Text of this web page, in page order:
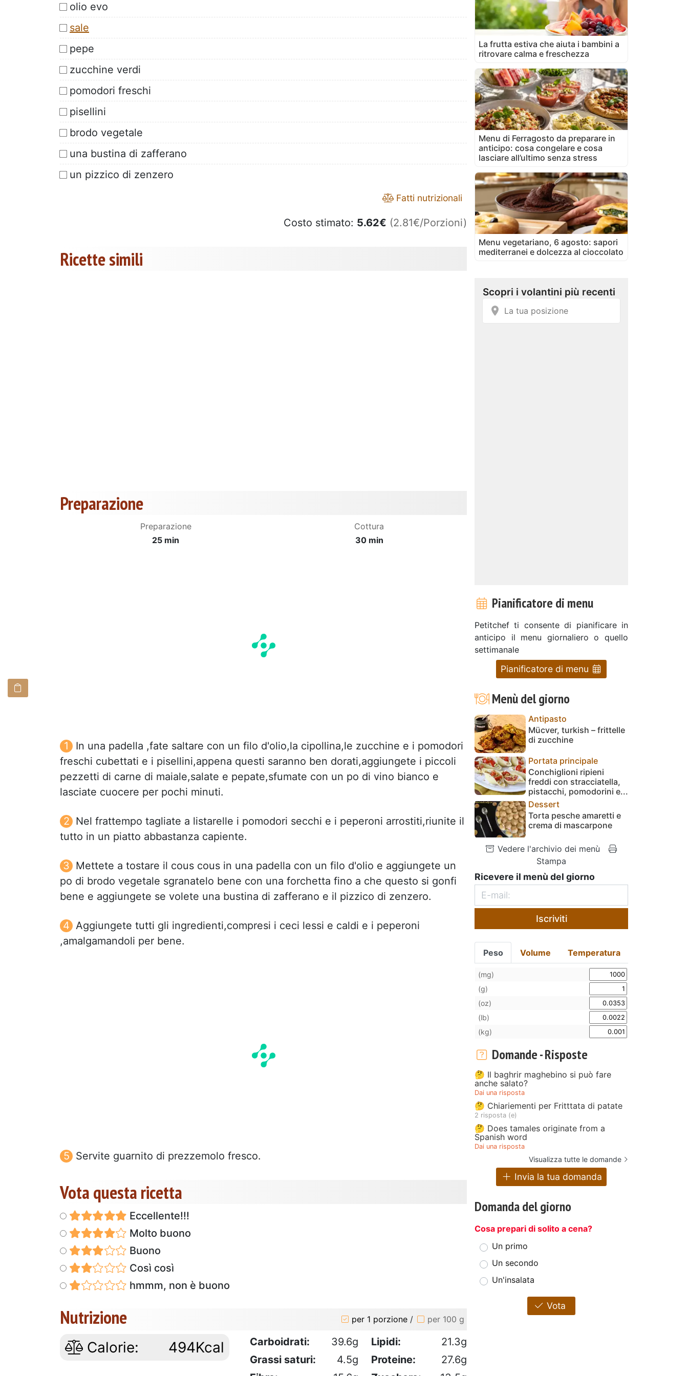
olio evo
sale
pepe
zucchine verdi
pomodori freschi
pisellini
brodo vegetale
una bustina di zafferano
un pizzico di zenzero
Fatti nutrizionali
Costo stimato: 5.62€ (2.81€/Porzioni)
Ricette simili
Preparazione
Preparazione
25 min
Cottura
30 min
In una padella ,fate saltare con un filo d'olio,la cipollina,le zucchine e i pomodori
freschi cubettati e i pisellini,appena questi saranno ben dorati,aggiungete i piccoli
pezzetti di carne di maiale,salate e pepate,sfumate con un po di vino bianco e
lasciate cuocere per pochi minuti.
Nel frattempo tagliate a listarelle i pomodori secchi e i peperoni arrostiti,riunite il
tutto in un piatto abbastanza capiente.
Mettete a tostare il cous cous in una padella con un filo d'olio e aggiungete un
po di brodo vegetale sgranatelo bene con una forchetta fino a che questo si gonfi
bene e aggiungete se volete una bustina di zafferano e il pizzico di zenzero.
Aggiungete tutti gli ingredienti,compresi i ceci lessi e caldi e i peperoni
,amalgamandoli per bene.
Servite guarnito di prezzemolo fresco.
Vota questa ricetta
Eccellente!!!
Molto buono
Buono
Così così
hmmm, non è buono
Nutrizione per 1 porzione / per 100 g
Calorie: 494Kcal Carboidrati: 39.6g Lipidi:
21.3g
Grassi saturi:
4.5g Proteine:
27.6g
La frutta estiva che aiuta i bambini a
ritrovare calma e freschezza
Menu di Ferragosto da preparare in
anticipo: cosa congelare e cosa
lasciare all’ultimo senza stress
Menu vegetariano, 6 agosto: sapori
mediterranei e dolcezza al cioccolato
Pianificatore di menu
Petitchef ti consente di pianificare in
anticipo il menu giornaliero o quello
settimanale
Pianificatore di menu
Menù del giorno
Antipasto
Mücver, turkish – frittelle
di zucchine
Portata principale
Conchiglioni ripieni
freddi con stracciatella,
pistacchi, pomodorini e...
Dessert
Torta pesche amaretti e
crema di mascarpone
Vedere l'archivio dei menù
Stampa
Ricevere il menù del giorno
Iscriviti
Peso Volume Temperatura
(mg)
(g)
(oz)
(lb)
(kg)
Domande - Risposte
🤔 Il baghrir maghebino si può fare
anche salato?
Dai una risposta
🤔 Chiariementi per Fritttata di patate
2 risposta (e)
🤔 Does tamales originate from a
Spanish word
Dai una risposta
Visualizza tutte le domande
Invia la tua domanda
Domanda del giorno
Cosa prepari di solito a cena?
Un primo
Un secondo
Un'insalata
Vota